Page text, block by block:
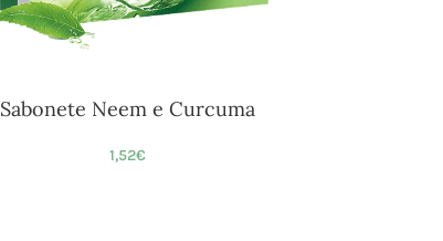
Sabonete Neem e Curcuma
1,52€